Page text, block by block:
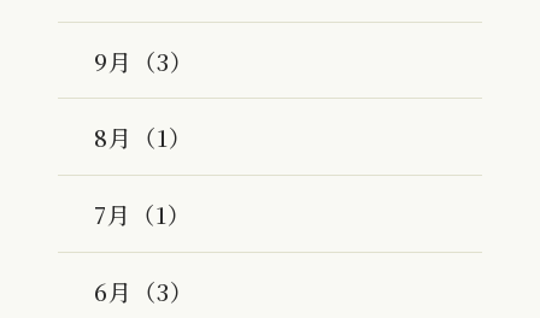
9月（3）
8月（1）
7月（1）
6月（3）